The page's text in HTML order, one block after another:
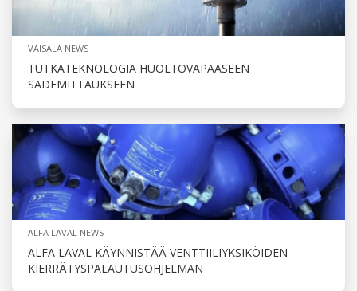
VAISALA NEWS
TUTKATEKNOLOGIA HUOLTOVAPAASEEN
SADEMITTAUKSEEN
ALFA LAVAL NEWS
ALFA LAVAL KÄYNNISTÄÄ VENTTIILIYKSIKÖIDEN
KIERRÄTYSPALAUTUSOHJELMAN